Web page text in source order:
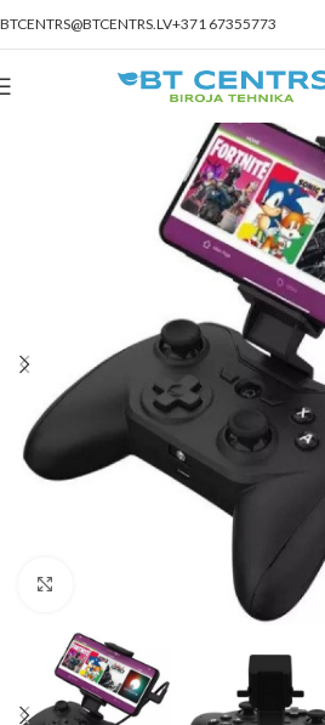
BTCENTRS@BTCENTRS.LV+371 67355773